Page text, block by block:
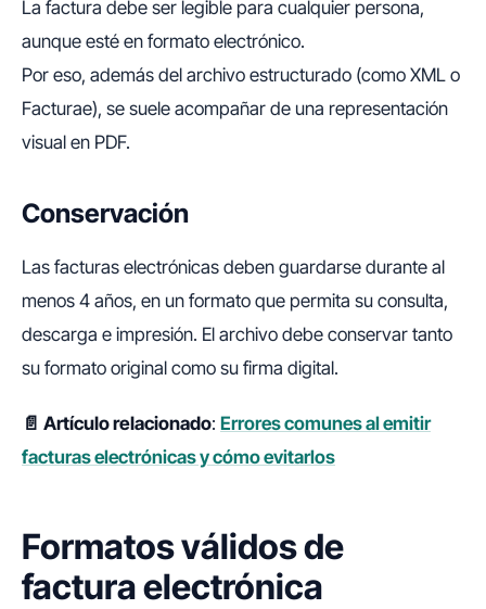
La factura debe ser legible para cualquier persona,
aunque esté en formato electrónico.
Por eso, además del archivo estructurado (como XML o
Facturae), se suele acompañar de una representación
visual en PDF.
Conservación
Las facturas electrónicas deben guardarse durante al
menos 4 años, en un formato que permita su consulta,
descarga e impresión. El archivo debe conservar tanto
su formato original como su firma digital.
📄 Artículo relacionado: Errores comunes al emitir
facturas electrónicas y cómo evitarlos
Formatos válidos de
factura electrónica